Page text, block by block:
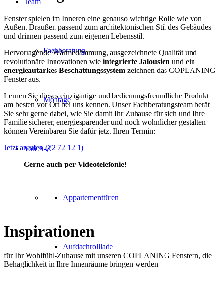
Fachberatung
Montage
Von A-Z
Appartementtüren
Aufdachrolllade
Fenster spielen im Inneren eine genauso wichtige Rolle wie von
Außen. Draußen passend zum architektonischen Stil des Gebäudes
und drinnen passend zum eigenen Lebensstil.
Hervorragende Wärmedämmung, ausgezeichnete Qualität und
revolutionäre Innovationen wie integrierte Jalousien und ein
energieautarkes Beschattungssystem zeichnen das COPLANING
Fenster aus.
Lernen Sie dieses einzigartige und bedienungsfreundliche Produkt
am besten vor Ort bei uns kennen. Unser Fachberatungsteam berät
Sie sehr gerne dabei, wie Sie damit Ihr Zuhause für sich und Ihre
Familie sicherer, energiesparender und noch wohnlicher gestalten
können.Vereinbaren Sie dafür jetzt Ihren Termin:
Jetzt anrufen (72 72 12 1)
Gerne auch per Videotelefonie!
Inspirationen
für Ihr Wohlfühl-Zuhause mit unseren COPLANING Fenstern, die
Behaglichkeit in Ihre Innenräume bringen werden